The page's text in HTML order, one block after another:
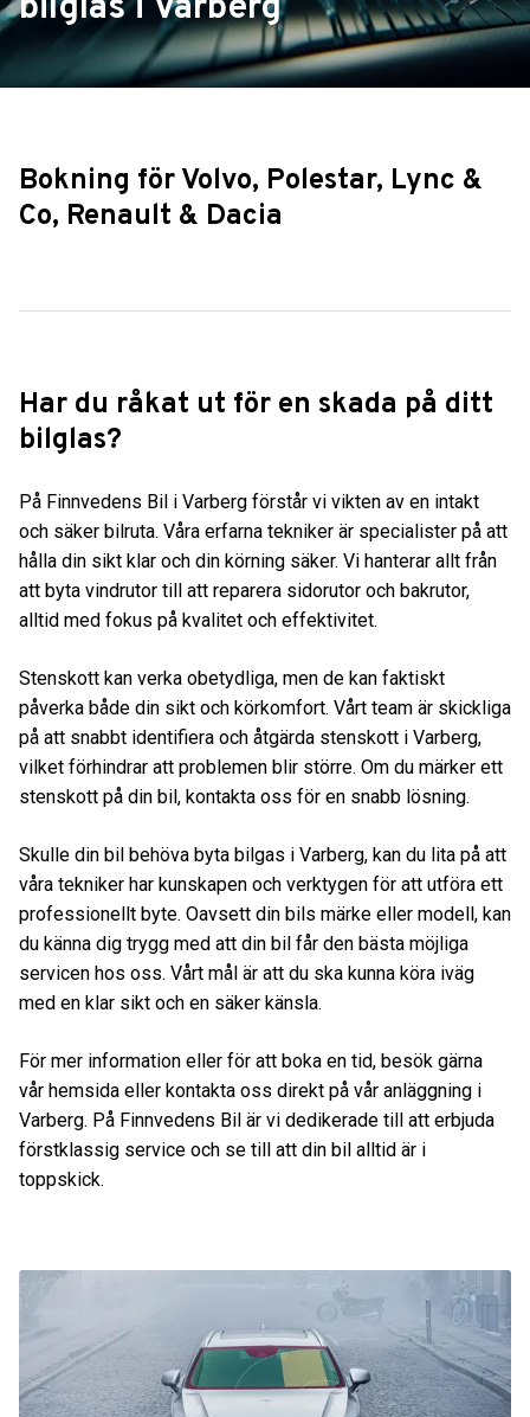
bilglas i Varberg
Bokning för Volvo, Polestar, Lync &
Co, Renault & Dacia
Har du råkat ut för en skada på ditt
bilglas?
På Finnvedens Bil i Varberg förstår vi vikten av en intakt
och säker bilruta. Våra erfarna tekniker är specialister på att
hålla din sikt klar och din körning säker. Vi hanterar allt från
att byta vindrutor till att reparera sidorutor och bakrutor,
alltid med fokus på kvalitet och effektivitet.
Stenskott kan verka obetydliga, men de kan faktiskt
påverka både din sikt och körkomfort. Vårt team är skickliga
på att snabbt identifiera och åtgärda stenskott i Varberg,
vilket förhindrar att problemen blir större. Om du märker ett
stenskott på din bil, kontakta oss för en snabb lösning.
Skulle din bil behöva byta bilgas i Varberg, kan du lita på att
våra tekniker har kunskapen och verktygen för att utföra ett
professionellt byte. Oavsett din bils märke eller modell, kan
du känna dig trygg med att din bil får den bästa möjliga
servicen hos oss. Vårt mål är att du ska kunna köra iväg
med en klar sikt och en säker känsla.
För mer information eller för att boka en tid, besök gärna
vår hemsida eller kontakta oss direkt på vår anläggning i
Varberg. På Finnvedens Bil är vi dedikerade till att erbjuda
förstklassig service och se till att din bil alltid är i
toppskick.